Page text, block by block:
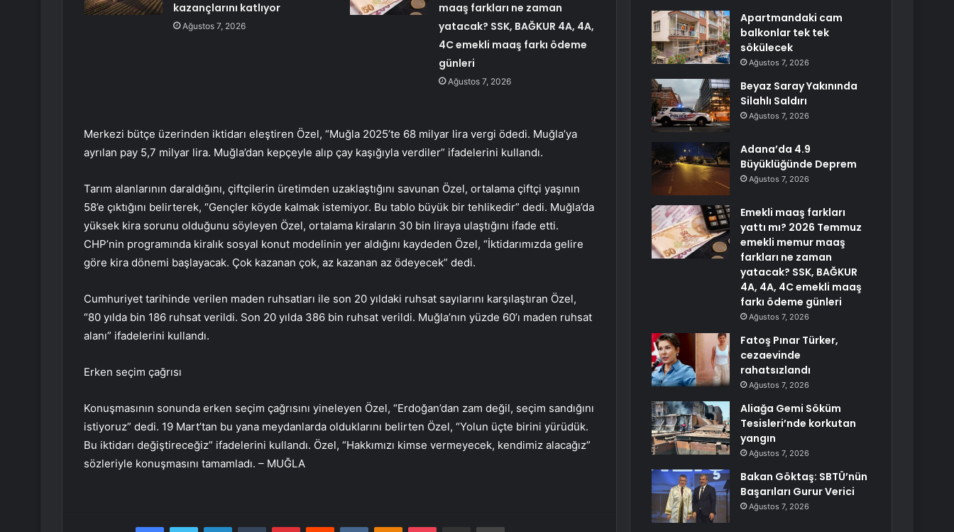
kazançlarını katlıyor
Ağustos 7, 2026
maaş farkları ne zaman
yatacak? SSK, BAĞKUR 4A, 4A,
4C emekli maaş farkı ödeme
günleri
Ağustos 7, 2026
Merkezi bütçe üzerinden iktidarı eleştiren Özel, “Muğla 2025’te 68 milyar lira vergi ödedi. Muğla’ya
ayrılan pay 5,7 milyar lira. Muğla’dan kepçeyle alıp çay kaşığıyla verdiler” ifadelerini kullandı.
Tarım alanlarının daraldığını, çiftçilerin üretimden uzaklaştığını savunan Özel, ortalama çiftçi yaşının
58’e çıktığını belirterek, “Gençler köyde kalmak istemiyor. Bu tablo büyük bir tehlikedir” dedi. Muğla’da
yüksek kira sorunu olduğunu söyleyen Özel, ortalama kiraların 30 bin liraya ulaştığını ifade etti.
CHP’nin programında kiralık sosyal konut modelinin yer aldığını kaydeden Özel, “İktidarımızda gelire
göre kira dönemi başlayacak. Çok kazanan çok, az kazanan az ödeyecek” dedi.
Cumhuriyet tarihinde verilen maden ruhsatları ile son 20 yıldaki ruhsat sayılarını karşılaştıran Özel,
“80 yılda bin 186 ruhsat verildi. Son 20 yılda 386 bin ruhsat verildi. Muğla’nın yüzde 60’ı maden ruhsat
alanı” ifadelerini kullandı.
Erken seçim çağrısı
Konuşmasının sonunda erken seçim çağrısını yineleyen Özel, “Erdoğan’dan zam değil, seçim sandığını
istiyoruz” dedi. 19 Mart’tan bu yana meydanlarda olduklarını belirten Özel, “Yolun üçte birini yürüdük.
Bu iktidarı değiştireceğiz” ifadelerini kullandı. Özel, “Hakkımızı kimse vermeyecek, kendimiz alacağız”
sözleriyle konuşmasını tamamladı. – MUĞLA
FacebookTwitter LinkedInTumblr PinterestReddit VKontakteOdnoklassniki
Pocket E-Posta ile paylaş Yazdır
Apartmandaki cam
balkonlar tek tek
sökülecek
Ağustos 7, 2026
Beyaz Saray Yakınında
Silahlı Saldırı
Ağustos 7, 2026
Adana’da 4.9
Büyüklüğünde Deprem
Ağustos 7, 2026
Emekli maaş farkları
yattı mı? 2026 Temmuz
emekli memur maaş
farkları ne zaman
yatacak? SSK, BAĞKUR
4A, 4A, 4C emekli maaş
farkı ödeme günleri
Ağustos 7, 2026
Fatoş Pınar Türker,
cezaevinde
rahatsızlandı
Ağustos 7, 2026
Aliağa Gemi Söküm
Tesisleri’nde korkutan
yangın
Ağustos 7, 2026
Bakan Göktaş: SBTÜ’nün
Başarıları Gurur Verici
Ağustos 7, 2026